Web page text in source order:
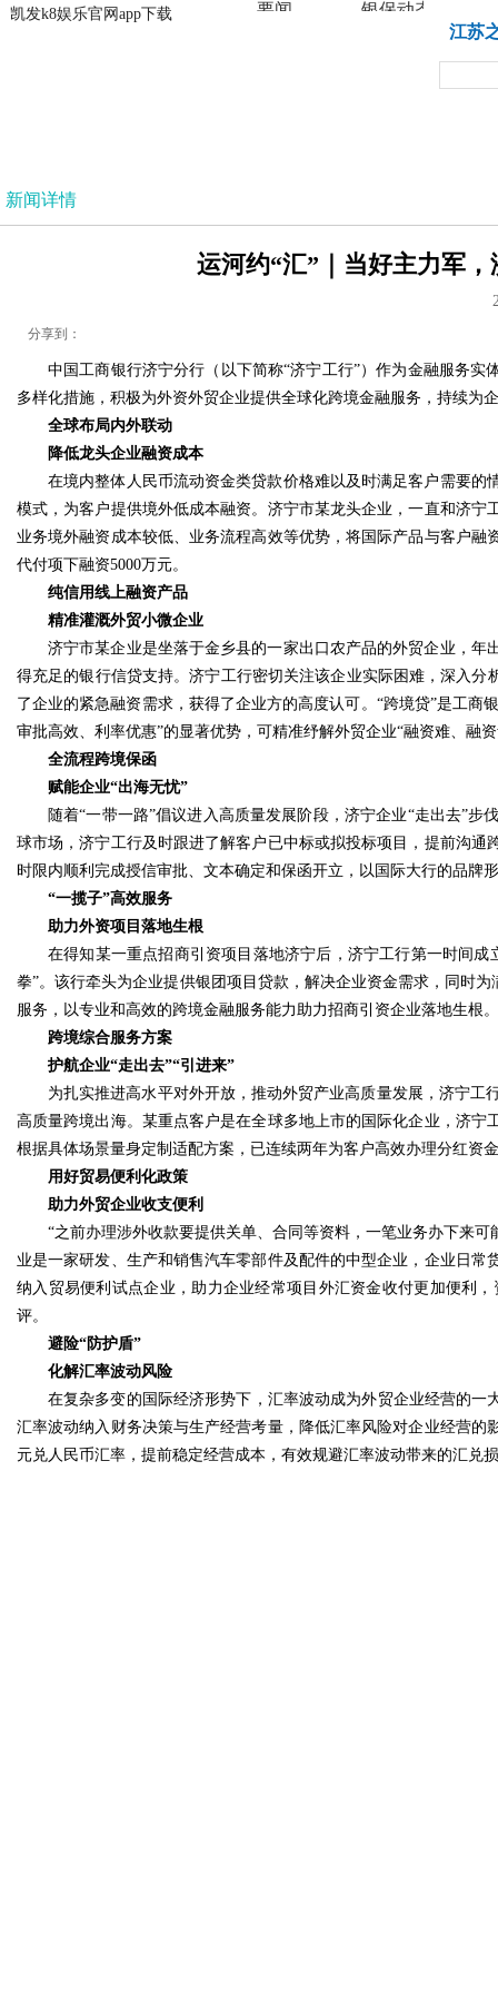
凯发k8娱乐官网app下载
凯发k8娱乐官网app下载
要闻 银保动态
江苏
新闻详情
运河约“汇”｜当好主力军
分享到：
中国工商银行济宁分行（以下简称“济宁工行”）作为金融服务
多样化措施，积极为外资外贸企业提供全球化跨境金融服务，持续为
全球布局内外联动
降低龙头企业融资成本
在境内整体人民币流动资金类贷款价格难以及时满足客户需要
模式，为客户提供境外低成本融资。济宁市某龙头企业，一直和济
业务境外融资成本较低、业务流程高效等优势，将国际产品与客户
代付项下融资5000万元。
纯信用线上融资产品
精准灌溉外贸小微企业
济宁市某企业是坐落于金乡县的一家出口农产品的外贸企业，
得充足的银行信贷支持。济宁工行密切关注该企业实际困难，深入
了企业的紧急融资需求，获得了企业方的高度认可。“跨境贷”是工
审批高效、利率优惠”的显著优势，可精准纾解外贸企业“融资难、融
全流程跨境保函
赋能企业“出海无忧”
随着“一带一路”倡议进入高质量发展阶段，济宁企业“走出去”
球市场，济宁工行及时跟进了解客户已中标或拟投标项目，提前沟
时限内顺利完成授信审批、文本确定和保函开立，以国际大行的品
“一揽子”高效服务
助力外资项目落地生根
在得知某一重点招商引资项目落地济宁后，济宁工行第一时间
拳”。该行牵头为企业提供银团项目贷款，解决企业资金需求，同时
服务，以专业和高效的跨境金融服务能力助力招商引资企业落地生根。
跨境综合服务方案
护航企业“走出去”“引进来”
为扎实推进高水平对外开放，推动外贸产业高质量发展，济宁
高质量跨境出海。某重点客户是在全球多地上市的国际化企业，济
根据具体场景量身定制适配方案，已连续两年为客户高效办理分红资
用好贸易便利化政策
助力外贸企业收支便利
“之前办理涉外收款要提供关单、合同等资料，一笔业务办下来
业是一家研发、生产和销售汽车零部件及配件的中型企业，企业日
纳入贸易便利试点企业，助力企业经常项目外汇资金收付更加便利
评。
避险“防护盾”
化解汇率波动风险
在复杂多变的国际经济形势下，汇率波动成为外贸企业经营的
汇率波动纳入财务决策与生产经营考量，降低汇率风险对企业经营
元兑人民币汇率，提前稳定经营成本，有效规避汇率波动带来的汇兑